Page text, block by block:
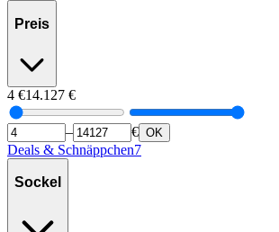
Preis
4 €14.127 €
– € OK
Deals & Schnäppchen7
Sockel